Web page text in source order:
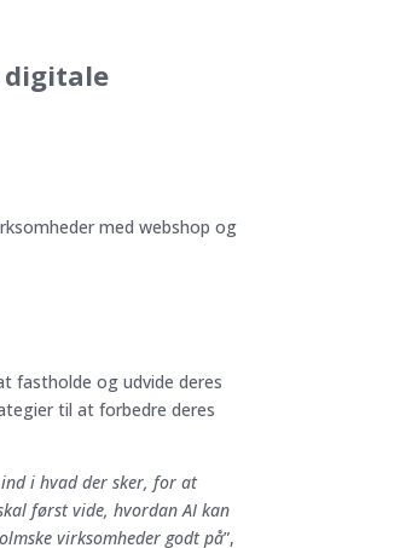
digitale
med webshop og
fastholde og udvide deres
til at forbedre deres
i hvad der sker, for at
først vide, hvordan AI kan
virksomheder godt på”,